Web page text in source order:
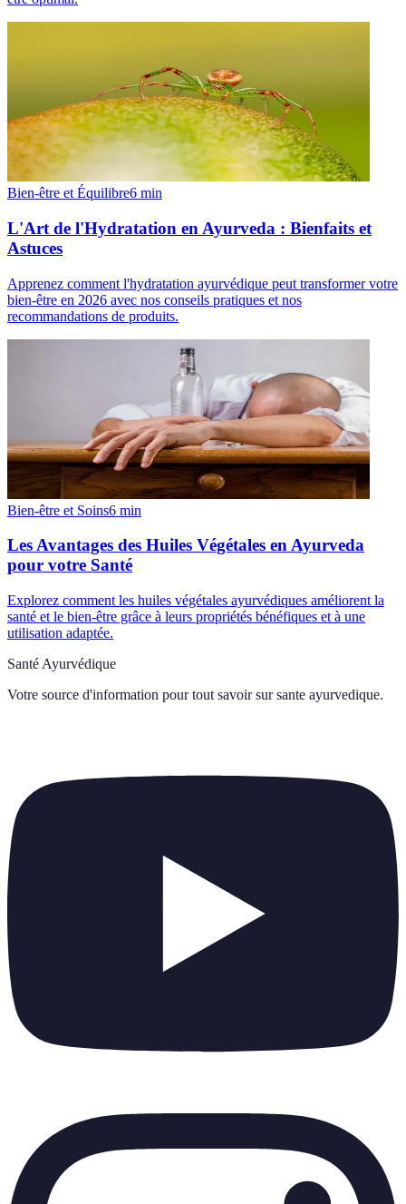
Bien-être et Équilibre6 min
L'Art de l'Hydratation en Ayurveda : Bienfaits et
Astuces
Apprenez comment l'hydratation ayurvédique peut transformer votre
bien-être en 2026 avec nos conseils pratiques et nos
recommandations de produits.
Bien-être et Soins6 min
Les Avantages des Huiles Végétales en Ayurveda
pour votre Santé
Explorez comment les huiles végétales ayurvédiques améliorent la
santé et le bien-être grâce à leurs propriétés bénéfiques et à une
utilisation adaptée.
Santé Ayurvédique
Votre source d'information pour tout savoir sur sante ayurvedique.